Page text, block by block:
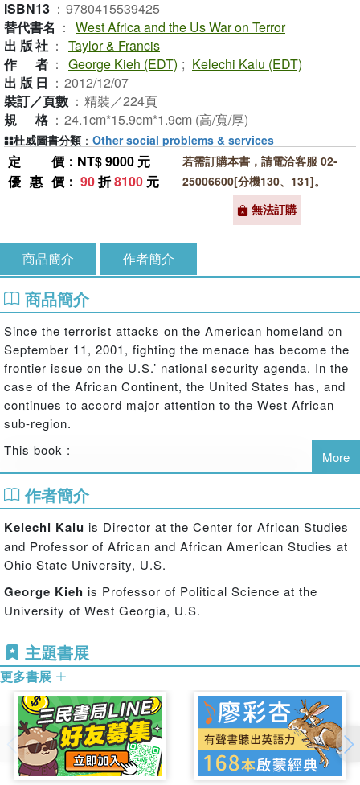
ISBN13 ： 9780415539425
替代書名 ： West Africa and the Us War on Terror
出版社 ： Taylor & Francis
作者 ： George Kieh (EDT) ; Kelechi Kalu (EDT)
出版日 ： 2012/12/07
裝訂／頁數 ： 精裝／224頁
規格 ： 24.1cm*15.9cm*1.9cm (高/寬/厚)
定價 ：NT$ 9000 元
優惠價 ： 90折8100 元
若需訂購本書，請電洽客服 02-
25006600[分機130、131]。
無法訂購
杜威圖書分類 ： Other social problems & services
商品簡介 作者簡介
商品簡介
Since the terrorist attacks on the American homeland on
September 11, 2001, fighting the menace has become the
frontier issue on the U.S.’ national security agenda. In the
case of the African Continent, the United States has, and
continues to accord major attention to the West African
sub-region.
This book :
Evaluates where we can place West Africa within the broader
crucible of the U.S. war on terrorism
Establishes the key elements of the U.S.’ counter-terrorism policy
in West Africa?
Examines the U.S. counter-terrorism strategies in West Africa, and
evaluates if they are being pursued both at the bilateral and
multilateral levels in the region
Interrogates the relationship between stability in the sub-region and
the waging of the U.S.’ war on terrorism.
Specifically, the book examines the crises of
underdevelopment—cultural, economic, environmental,
political, security and social—in the sub-region, especially
their impact on shaping the conditions that provide the
More
作者簡介
Kelechi Kalu is Director at the Center for African Studies
and Professor of African and African American Studies at
Ohio State University, U.S.
George Kieh is Professor of Political Science at the
University of West Georgia, U.S.
主題書展
更多書展